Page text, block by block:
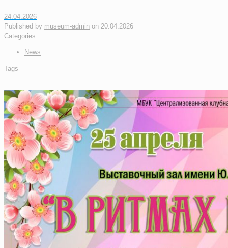
24.04.2026
Published by museum-admin on 20.04.2026
Categories
News
Tags